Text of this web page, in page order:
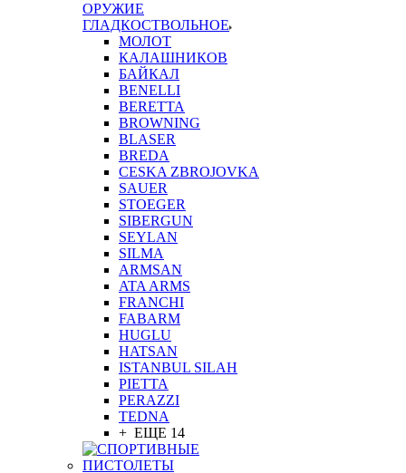
ОРУЖИЕ
ГЛАДКОСТВОЛЬНОЕ
МОЛОТ
КАЛАШНИКОВ
БАЙКАЛ
BENELLI
BERETTA
BROWNING
BLASER
BREDA
CESKA ZBROJOVKA
SAUER
STOEGER
SIBERGUN
SEYLAN
SILMA
ARMSAN
ATA ARMS
FRANCHI
FABARM
HUGLU
HATSAN
ISTANBUL SILAH
PIETTA
PERAZZI
TEDNA
+ ЕЩЕ 14